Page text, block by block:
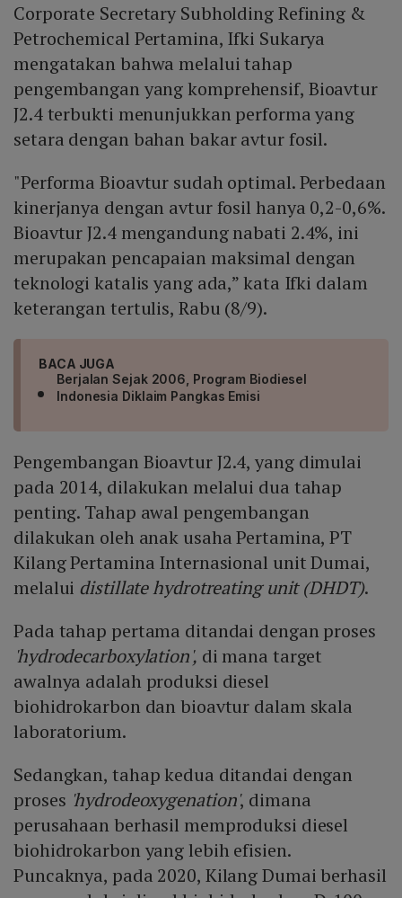
Corporate Secretary Subholding Refining &
Petrochemical Pertamina, Ifki Sukarya
mengatakan bahwa melalui tahap
pengembangan yang komprehensif, Bioavtur
J2.4 terbukti menunjukkan performa yang
setara dengan bahan bakar avtur fosil.
"Performa Bioavtur sudah optimal. Perbedaan
kinerjanya dengan avtur fosil hanya 0,2-0,6%.
Bioavtur J2.4 mengandung nabati 2.4%, ini
merupakan pencapaian maksimal dengan
teknologi katalis yang ada,” kata Ifki dalam
keterangan tertulis, Rabu (8/9).
BACA JUGA
Berjalan Sejak 2006, Program Biodiesel
Indonesia Diklaim Pangkas Emisi
Pengembangan Bioavtur J2.4, yang dimulai
pada 2014, dilakukan melalui dua tahap
penting. Tahap awal pengembangan
dilakukan oleh anak usaha Pertamina, PT
Kilang Pertamina Internasional unit Dumai,
melalui distillate hydrotreating unit (DHDT).
Pada tahap pertama ditandai dengan proses
'hydrodecarboxylation', di mana target
awalnya adalah produksi diesel
biohidrokarbon dan bioavtur dalam skala
laboratorium.
Sedangkan, tahap kedua ditandai dengan
proses 'hydrodeoxygenation', dimana
perusahaan berhasil memproduksi diesel
biohidrokarbon yang lebih efisien.
Puncaknya, pada 2020, Kilang Dumai berhasil